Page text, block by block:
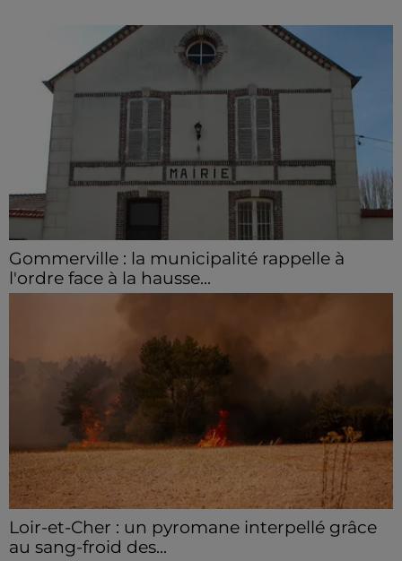
Gommerville : la municipalité rappelle à
l'ordre face à la hausse...
hausse des incivilités, la mairie de Gommerville
hausse...
Loir-et-Cher : un pyromane interpellé grâce
au sang-froid des...